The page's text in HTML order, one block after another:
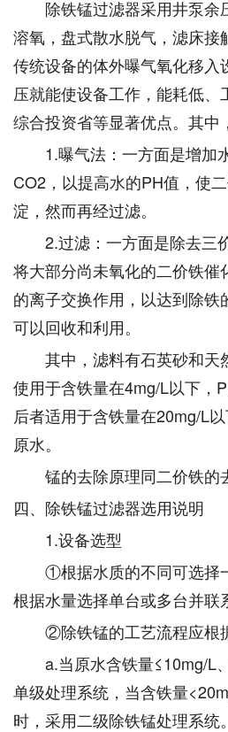
除铁锰过滤器采用井泵余
溶氧，盘式散水脱气，滤床接
传统设备的体外曝气氧化移入
压就能使设备工作，能耗低、
综合投资省等显著优点。其中
1.曝气法：一方面是增加
CO2，以提高水的PH值，使
淀，然而再经过滤。
2.过滤：一方面是除去三
将大部分尚未氧化的二价铁催
的离子交换作用，以达到除
可以回收和利用。
其中，滤料有石英砂和天
使用于含铁量在4mg/L以下，
后者适用于含铁量在20mg/L
原水。
锰的去除原理同二价铁的
四、除铁锰过滤器选用说明
1.设备选型
①根据水质的不同可选择
根据水量选择单台或多台并联
②除铁锰的工艺流程应根据
a.当原水含铁量≤10mg/L
单级处理系统，当含铁量
时，采用二级除铁锰处理系统。